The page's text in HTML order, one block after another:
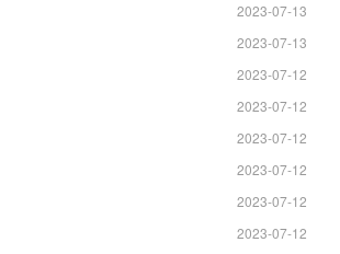
2023-07-13
2023-07-13
2023-07-12
2023-07-12
2023-07-12
2023-07-12
2023-07-12
2023-07-12